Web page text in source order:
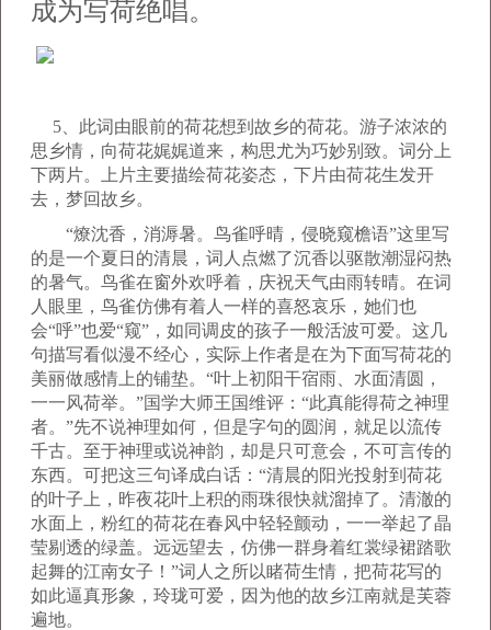
成为写荷绝唱。
5、此词由眼前的荷花想到故乡的荷花。游子浓浓的
思乡情，向荷花娓娓道来，构思尤为巧妙别致。词分上
下两片。上片主要描绘荷花姿态，下片由荷花生发开
去，梦回故乡。
“燎沈香，消溽暑。鸟雀呼晴，侵晓窥檐语”这里写
的是一个夏日的清晨，词人点燃了沉香以驱散潮湿闷热
的暑气。鸟雀在窗外欢呼着，庆祝天气由雨转晴。在词
人眼里，鸟雀仿佛有着人一样的喜怒哀乐，她们也
会“呼”也爱“窥”，如同调皮的孩子一般活波可爱。这几
句描写看似漫不经心，实际上作者是在为下面写荷花的
美丽做感情上的铺垫。“叶上初阳干宿雨、水面清圆，
一一风荷举。”国学大师王国维评：“此真能得荷之神理
者。”先不说神理如何，但是字句的圆润，就足以流传
千古。至于神理或说神韵，却是只可意会，不可言传的
东西。可把这三句译成白话：“清晨的阳光投射到荷花
的叶子上，昨夜花叶上积的雨珠很快就溜掉了。清澈的
水面上，粉红的荷花在春风中轻轻颤动，一一举起了晶
莹剔透的绿盖。远远望去，仿佛一群身着红裳绿裙踏歌
起舞的江南女子！”词人之所以睹荷生情，把荷花写的
如此逼真形象，玲珑可爱，因为他的故乡江南就是芙蓉
遍地。